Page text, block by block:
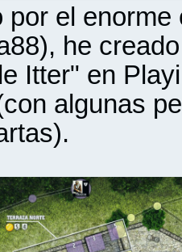
por el
he
Itter" en
algunas